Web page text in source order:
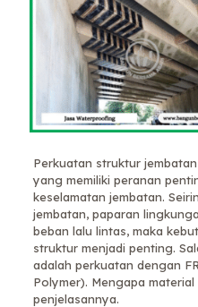
Perkuatan struktur
yang memiliki peranan
keselamatan jembatan.
jembatan, paparan
beban lalu lintas, maka
struktur menjadi penting.
adalah perkuatan dengan
Polymer). Mengapa
penjelasannya.